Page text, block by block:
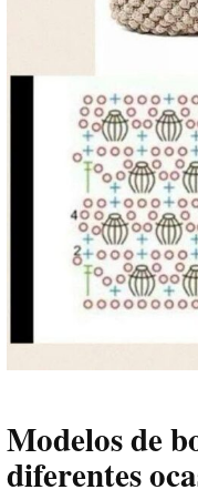
Modelos de
diferentes